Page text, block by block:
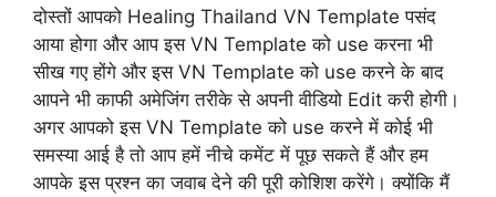
दोस्तों आपको Healing Thailand VN Template पसंद
आया होगा और आप इस VN Template को use करना भी
सीख गए होंगे और इस VN Template को use करने के बाद
आपने भी काफी अमेजिंग तरीके से अपनी वीडियो Edit करी होगी।
अगर आपको इस VN Template को use करने में कोई भी
समस्या आई है तो आप हमें नीचे कमेंट में पूछ सकते हैं और हम
आपके इस प्रश्न का जवाब देने की पूरी कोशिश करेंगे। क्योंकि मैं